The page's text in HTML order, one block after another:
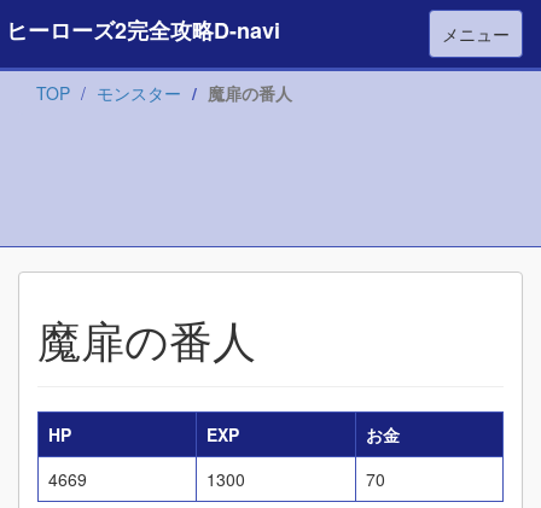
メニュー
ヒーローズ2完全攻略D-navi
TOP モンスター 魔扉の番人
魔扉の番人
HP EXP
お金
4669
1300 70